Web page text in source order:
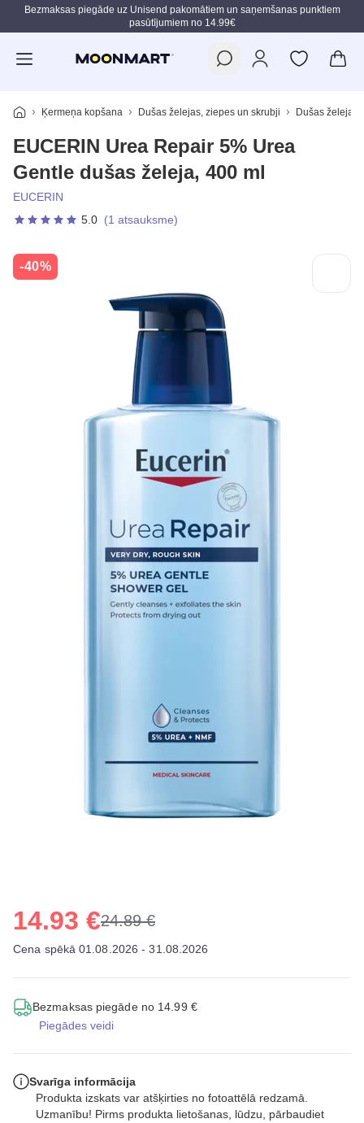
Pāriet uz galveno saturu
Bezmaksas piegāde uz Unisend pakomātiem un saņemšanas punktiem
pasūtījumiem no 14.99€
Ķermeņa kopšana Dušas želejas, ziepes un skrubji Dušas želejas
EUCERIN Urea Repair 5% Urea
Gentle dušas želeja, 400 ml
EUCERIN
5.0 (1 atsauksme)
-40%
14.93 €24.89 €
Cena spēkā 01.08.2026 - 31.08.2026
Bezmaksas piegāde no 14.99 €
Piegādes veidi
Svarīga informācija
Produkta izskats var atšķirties no fotoattēlā redzamā.
Uzmanību! Pirms produkta lietošanas, lūdzu, pārbaudiet